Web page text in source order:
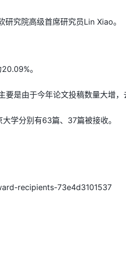
究院高级首席研究员Lin Xiao。
。
是由于今年论文投稿数量大增，
学分别有63篇、37篇被接收。
recipients-73e4d3101537